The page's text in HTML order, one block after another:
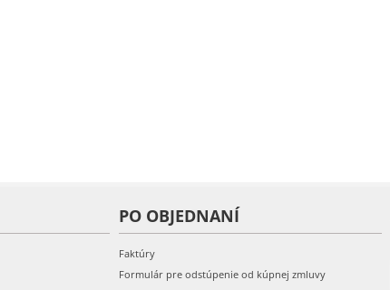
PO OBJEDNANÍ
Faktúry
Formulár pre odstúpenie od kúpnej zmluvy